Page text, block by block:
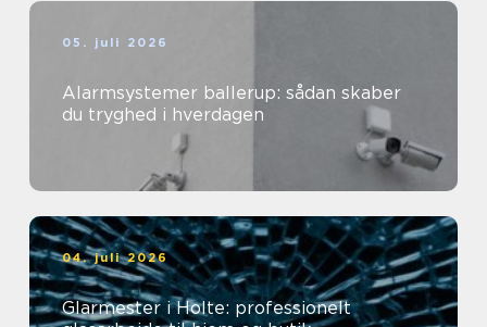
05. juli 2026
Alarmsystemer ballerup: sådan skaber
du tryghed i hverdagen
04. juli 2026
Glarmester i Holte: professionelt